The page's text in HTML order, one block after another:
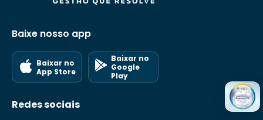
Baixe nosso app
Baixar no
App Store
Baixar no
Google
Play
Redes sociais